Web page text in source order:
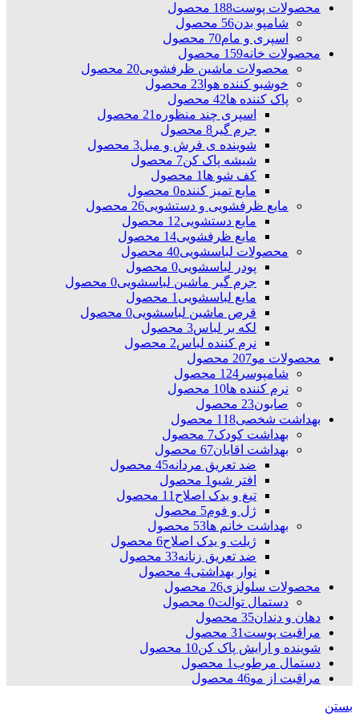
محصولات پوست188 محصول
شامپو بدن56 محصول
اسپری و مام70 محصول
محصولات خانه159 محصول
محصولات ماشین ظرفشویی20 محصول
خوشبو کننده هوا 23 محصول
پاک کننده ها42 محصول
اسپری چند منظوره21 محصول
جرم گیر 8 محصول
شوینده ی فرش و مبل3 محصول
شیشه پاک کن7 محصول
کف شو ها1 محصول
مایع تمیز کننده0 محصول
مایع ظرفشویی و دستشویی26 محصول
مایع دستشویی12 محصول
مایع ظرفشویی14 محصول
محصولات لباسشویی40 محصول
پودر لباسشویی0 محصول
جرم گیر ماشین لباسشویی0 محصول
مایع لباسشویی1 محصول
قرص ماشین لباسشویی0 محصول
لکه بر لباس3 محصول
نرم کننده لباس2 محصول
محصولات مو207 محصول
شامپوسر 124 محصول
نرم کننده ها10 محصول
صابون23 محصول
بهداشت شخصی118 محصول
بهداشت کودک7 محصول
بهداشت اقایان67 محصول
ضد تعریق مردانه45 محصول
افتر شیو1 محصول
تیغ و یدک اصلاح11 محصول
ژل و فوم5 محصول
بهداشت خانم ها53 محصول
ژیلت و یدک اصلاح6 محصول
ضد تعریق زنانه33 محصول
نوار بهداشتی4 محصول
محصولات سلولزی26 محصول
دستمال توالت0 محصول
دهان و دندان35 محصول
مراقبت پوست31 محصول
شوینده و ارایش پاک کن10 محصول
دستمال مرطوب1 محصول
مراقبت از مو46 محصول
بستن